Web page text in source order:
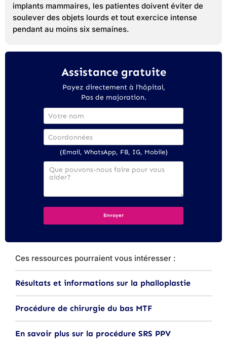
implants mammaires, les patientes doivent éviter de
soulever des objets lourds et tout exercice intense
pendant au moins six semaines.
Assistance gratuite
Payez directement à l'hôpital,
Pas de majoration.
(Email, WhatsApp, FB, IG, Mobile)
Ces ressources pourraient vous intéresser :
Résultats et informations sur la phalloplastie
Procédure de chirurgie du bas MTF
En savoir plus sur la procédure SRS PPV